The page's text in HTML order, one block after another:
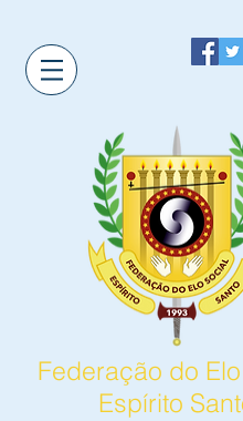
Federação do
Espírito